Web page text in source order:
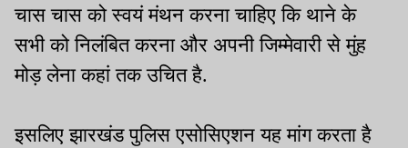
चास चास को स्वयं मंथन करना चाहिए कि थाने के
सभी को निलंबित करना और अपनी जिम्मेवारी से मुंह
मोड़ लेना कहां तक उचित है.
इसलिए झारखंड पुलिस एसोसिएशन यह मांग करता है